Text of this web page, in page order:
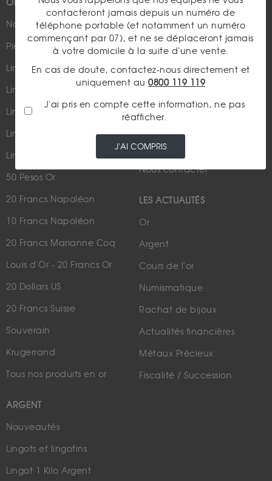
OR
Nouveautés
Pièces d'or d'investissement
Lingots et lingotins
Lingot 1Kg Or
Lingot 100g Or
Lingotin 1 Once Or
Lingotin 1g Or
50 Pesos Or
20 Francs Napoléon
10 Francs Napoléon
20 Francs Marianne Coq
Louis d'Or - 20 Francs Or
20 Dollars US
20 Francs Suisse
Souverain
Krugerrand
Tous nos produits en or
ARGENT
Nouveautés
Lingots et lingotins
Lingot 1 Kilo Argent
PLUS D'INFOS
Suivez-nous
Parutions dans les médias
Plan du site
Nous contacter
LES ACTUALITÉS
Or
Argent
Cours de l'or
Numismatique
Rachat de bijoux
Actualités financières
Métaux Précieux
Fiscalité / Succession
contacteront jamais depuis un numéro de
téléphone portable (et notamment un numéro
commençant par 07), et ne se déplaceront jamais
à votre domicile à la suite d'une vente.
En cas de doute, contactez-nous directement et
uniquement au 0800 119 119
J'ai pris en compte cette information, ne pas
réafficher.
J'AI COMPRIS